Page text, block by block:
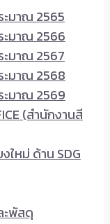
มาณ 2565
ะมาณ 2566
มาณ 2567
ะมาณ 2568
ะมาณ 2569
(สำนักงานสี
ใหม่ ด้าน SDG
ะพัสดุ